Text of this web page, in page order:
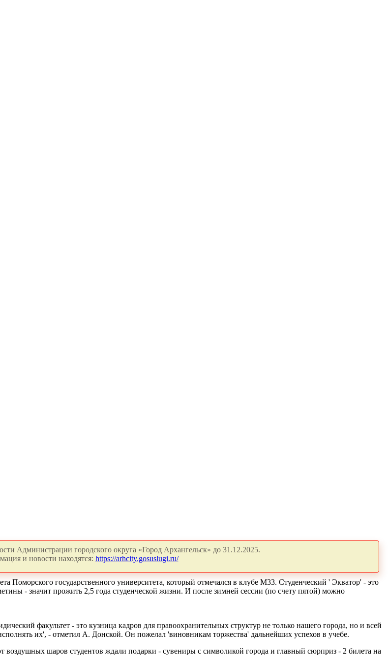
Администрации городского округа «Город Архангельск» до 31.12.2025.
и новости находятся: https://arhcity.gosuslugi.ru/
Поморского государственного университета, который отмечался в клубе М33. Студенческий ' Экватор' - это
- значит прожить 2,5 года студенческой жизни. И после зимней сессии (по счету пятой) можно
факультет - это кузница кадров для правоохранительных структур не только нашего города, но и всей
их', - отметил А. Донской. Он пожелал 'виновникам торжества' дальнейших успехов в учебе.
воздушных шаров студентов ждали подарки - сувениры с символикой города и главный сюрприз - 2 билета на